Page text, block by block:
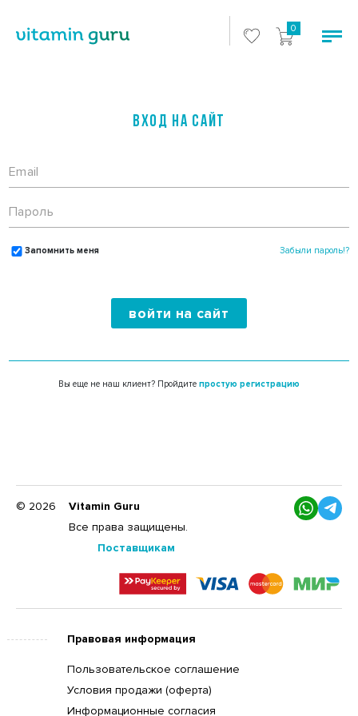
0
ВХОД НА САЙТ
Запомнить меня Забыли пароль!?
войти на сайт
Вы еще не наш клиент? Пройдите простую регистрацию
© 2026
Vitamin Guru
Все права защищены.
Поставщикам
Правовая информация
Пользовательское соглашение
Условия продажи (оферта)
Информационные согласия